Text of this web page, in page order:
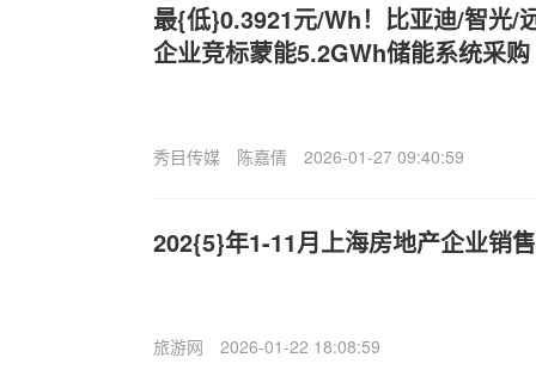
最{低}0.3921元/Wh！比亚迪/智光/
企业竞标蒙能5.2GWh储能系统采购
秀目传媒 陈嘉倩 2026-01-27 09:40:59
202{5}年1-11月上海房地产企业销
旅游网 2026-01-22 18:08:59